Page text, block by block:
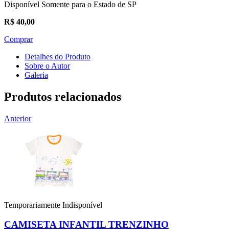
Disponível Somente para o Estado de SP
R$ 40,00
Comprar
Detalhes do Produto
Sobre o Autor
Galeria
Produtos relacionados
Anterior
Temporariamente Indisponível
CAMISETA INFANTIL TRENZINHO